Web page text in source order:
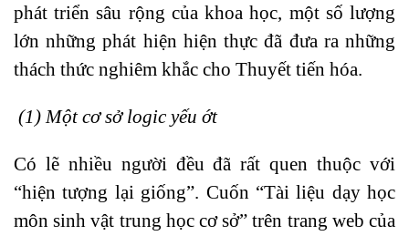
phát triển sâu rộng của khoa học, một số lượng
lớn những phát hiện hiện thực đã đưa ra những
thách thức nghiêm khắc cho Thuyết tiến hóa.
(1) Một cơ sở logic yếu ớt
Có lẽ nhiều người đều đã rất quen thuộc với
“hiện tượng lại giống”. Cuốn “Tài liệu dạy học
môn sinh vật trung học cơ sở” trên trang web của